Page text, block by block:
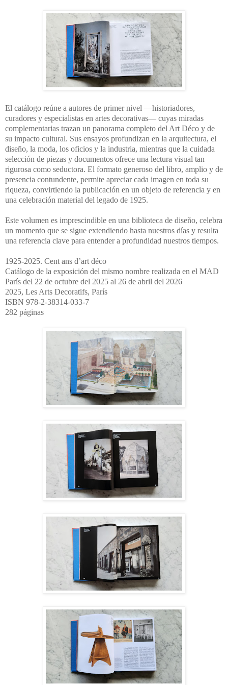
El catálogo reúne a autores de primer nivel —historiadores,
curadores y especialistas en artes decorativas— cuyas miradas
complementarias trazan un panorama completo del Art Déco y de
su impacto cultural. Sus ensayos profundizan en la arquitectura, el
diseño, la moda, los oficios y la industria, mientras que la cuidada
selección de piezas y documentos ofrece una lectura visual tan
rigurosa como seductora. El formato generoso del libro, amplio y de
presencia contundente, permite apreciar cada imagen en toda su
riqueza, convirtiendo la publicación en un objeto de referencia y en
una celebración material del legado de 1925.
Este volumen es imprescindible en una biblioteca de diseño, celebra
un momento que se sigue extendiendo hasta nuestros días y resulta
una referencia clave para entender a profundidad nuestros tiempos.
1925-2025. Cent ans d’art déco
Catálogo de la exposición del mismo nombre realizada en el MAD
París del 22 de octubre del 2025 al 26 de abril del 2026
2025, Les Arts Decoratifs, París
ISBN 978-2-38314-033-7
282 páginas